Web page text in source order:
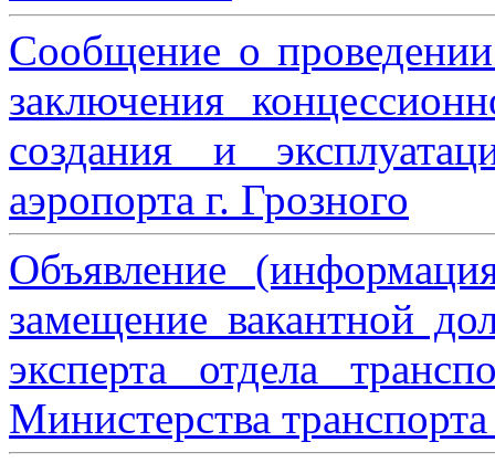
Сообщение о
заключения
создания и
аэропорта г. Грозного
Объявление
замещение вакантной
эксперта отдела
Министерства